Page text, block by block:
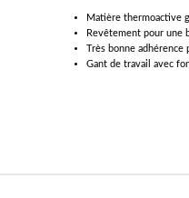
Matière thermoactive
Revêtement pour une
Très bonne adhérence
Gant de travail avec